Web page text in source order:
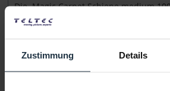
Zustimmung Details
Die Magic Carpet Schiene medium
für den Magic Carpet...